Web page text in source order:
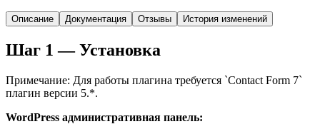
Описание Документация Отзывы История изменений
Шаг 1 — Установка
Примечание: Для работы плагина требуется `Contact Form 7`
плагин версии 5.*.
WordPress административная панель: